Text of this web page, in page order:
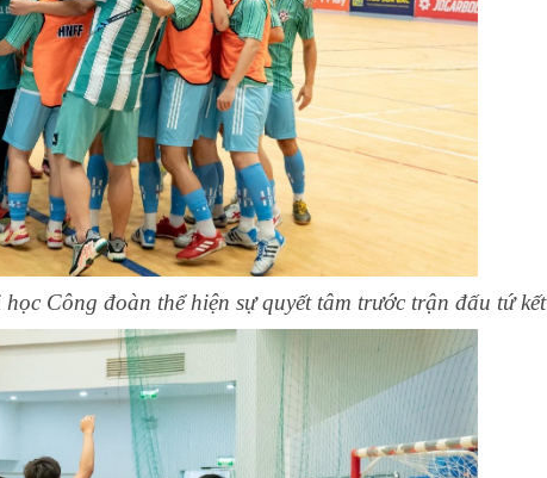
Công đoàn thể hiện sự quyết tâm trước trận đấu tứ kết